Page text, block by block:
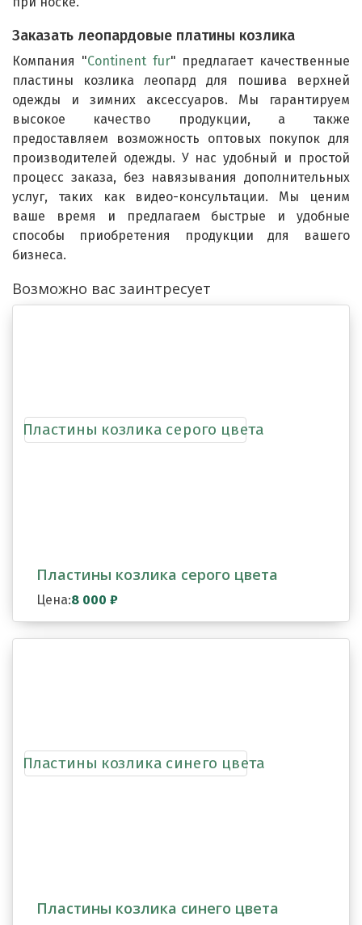
Заказать леопардовые платины козлика
Компания "Continent fur" предлагает качественные
пластины козлика леопард для пошива верхней
одежды и зимних аксессуаров. Мы гарантируем
высокое качество продукции, а также
предоставляем возможность оптовых покупок для
производителей одежды. У нас удобный и простой
процесс заказа, без навязывания дополнительных
услуг, таких как видео-консультации. Мы ценим
ваше время и предлагаем быстрые и удобные
способы приобретения продукции для вашего
бизнеса.
Возможно вас заинтресует
Пластины козлика серого цвета
Цена:8 000 ₽
Пластины козлика синего цвета